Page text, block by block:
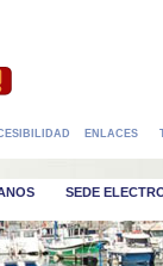
ENLACES
SEDE